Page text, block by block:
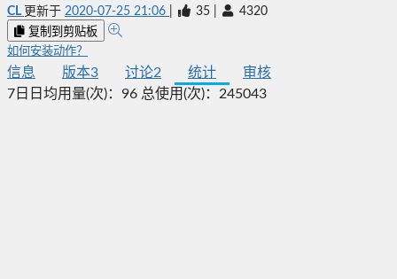
CL 更新于 2020-07-25 21:06 35 4320
复制到剪贴板
如何安装动作？
信息 版本3 讨论2 统计
审核
7日日均用量(次)： 96 总使用(次)： 245043